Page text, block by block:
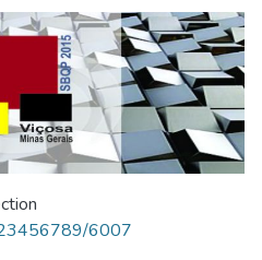
6007